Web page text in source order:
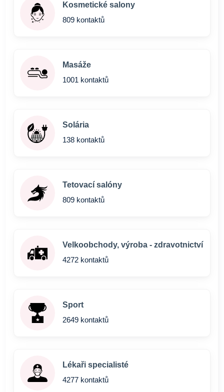
Kosmetické salony
809 kontaktů
Masáže
1001 kontaktů
Solária
138 kontaktů
Tetovací salóny
809 kontaktů
Velkoobchody, výroba - zdravotnictví
4272 kontaktů
Sport
2649 kontaktů
Lékaři specialisté
4277 kontaktů